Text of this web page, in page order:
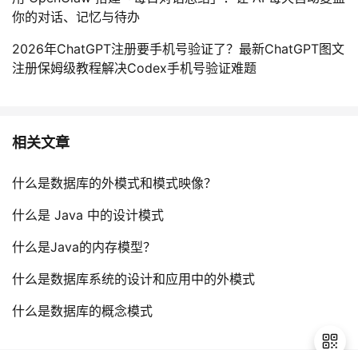
你的对话、记忆与待办
2026年ChatGPT注册要手机号验证了？最新ChatGPT图文
注册保姆级教程解决Codex手机号验证难题
相关文章
什么是数据库的外模式和模式映像？
什么是 Java 中的设计模式
什么是Java的内存模型？
什么是数据库系统的设计和应用中的外模式
什么是数据库的概念模式